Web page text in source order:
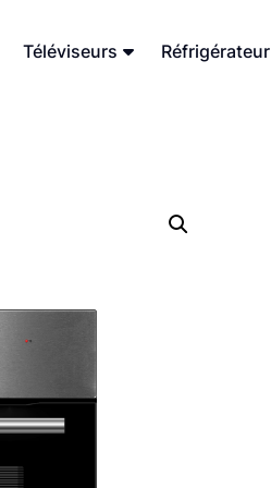
Téléviseurs Réfrigérateur